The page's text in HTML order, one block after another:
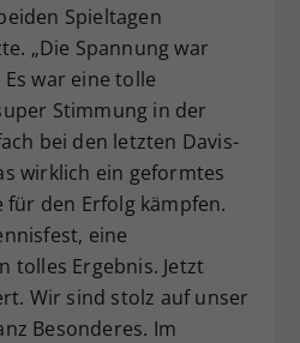
Spieltagen
„Die Spannung war
war eine tolle
Stimmung in der
bei den letzten Davis-
wirklich ein geformtes
für den Erfolg kämpfen.
eine
tolles Ergebnis. Jetzt
Wir sind stolz auf unser
Besonderes. Im